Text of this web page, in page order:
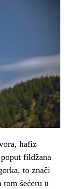
hafiz
fildžana
to znači
tom šećeru u